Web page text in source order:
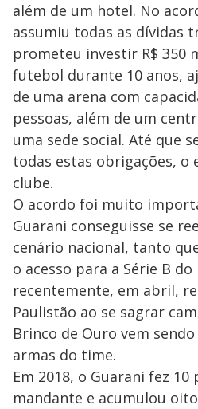
além de um hotel. No
assumiu todas as dívidas
prometeu investir R$ 350
futebol durante 10 anos,
de uma arena com
pessoas, além de um
uma sede social. Até que
todas estas obrigações, o
clube.
O acordo foi muito
Guarani conseguisse se
cenário nacional, tanto
o acesso para a Série B
recentemente, em abril,
Paulistão ao se sagrar
Brinco de Ouro vem
armas do time.
Em 2018, o Guarani fez
mandante e acumulou